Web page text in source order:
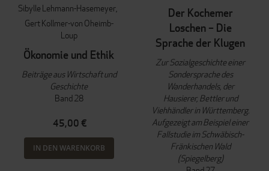
Sibylle Lehmann-Hasemeyer
Gert Kollmer-von Oheimb-
Loup
Ökonomie und Ethik
Beiträge aus Wirtschaft und
Geschichte
Band 28
45,00 €
IN DEN WARENKORB
Der Kochemer
Loschen – Die
Sprache der Klugen
Zur Sozialgeschichte einer
Sondersprache des
Wanderhandels, der
Hausierer, Bettler und
Viehhändler in Württemberg.
Aufgezeigt am Beispiel einer
Fallstudie im Schwäbisch-
Fränkischen Wald
(Spiegelberg)